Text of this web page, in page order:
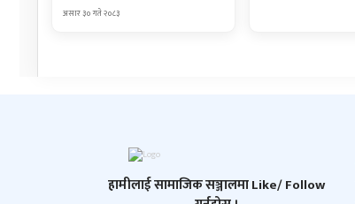
असार ३० गते २०८३
हामीलाई सामाजिक सञ्जालमा Like/ Follow